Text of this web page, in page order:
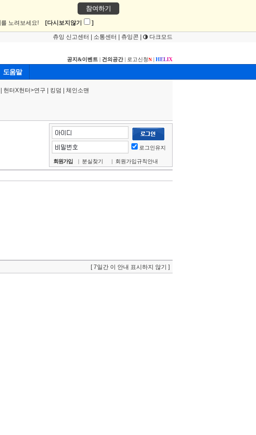
참여하기
를 노려보세요! [다시보지않기 ]
츄잉 신고센터 소통센터 츄잉콘 다크모드
공지&이벤트 | 건의공간| 로고신청N | HELIX
도움말
헌터X헌터>연구 킹덤
체인소맨
로그인유지
회원가입 | 분실찾기 | 회원가입규칙안내
[ 7일간 이 안내 표시하지 않기 ]